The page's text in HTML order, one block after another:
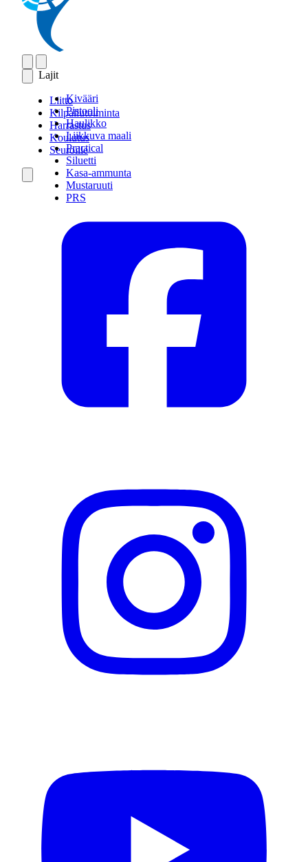
Lajit
Kivääri
Pistooli
Haulikko
Liikkuva maali
Practical
Siluetti
Kasa-ammunta
Mustaruuti
PRS
Liitto
Kilpailutoiminta
Harrastus
Koulutus
Seuroille